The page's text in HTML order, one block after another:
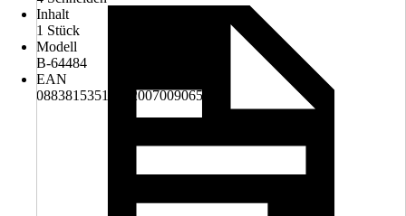
Inhalt
1 Stück
Modell
B-64484
EAN
088381535199, 2007009065588